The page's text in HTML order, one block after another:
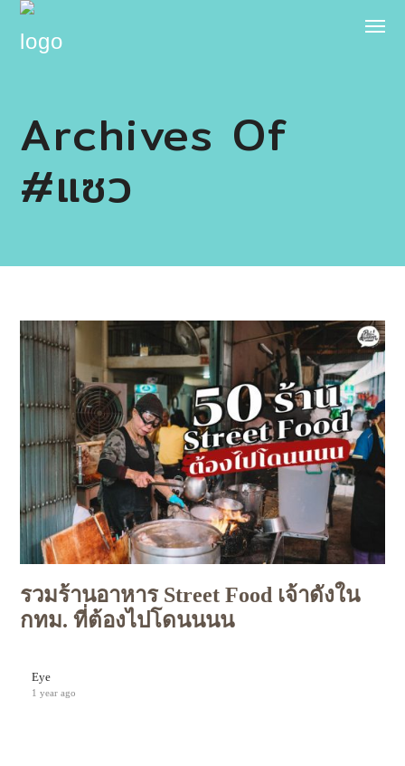
Archives Of
#แซว
รวมร้านอาหาร Street Food เจ้าดังใน
กทม. ที่ต้องไปโดนนนน
Eye
1 year ago